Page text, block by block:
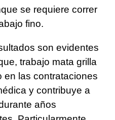
se requiere correr
fino.
son evidentes
trabajo mata grilla
en las contrataciones
y contribuye a
años